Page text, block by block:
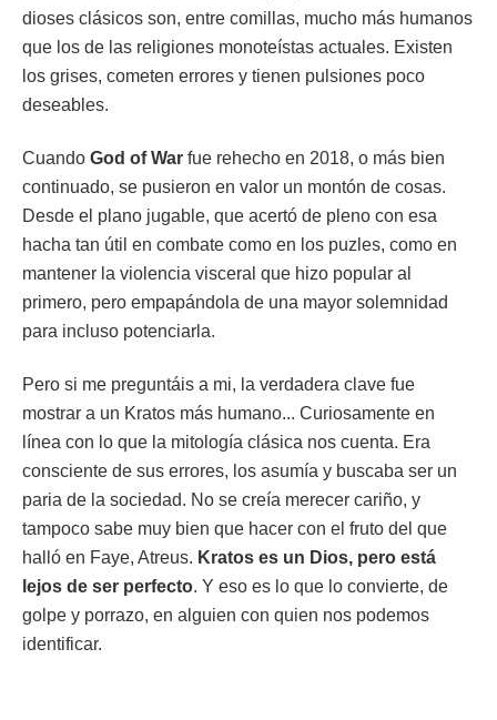
dioses clásicos son, entre comillas, mucho más humanos
que los de las religiones monoteístas actuales. Existen
los grises, cometen errores y tienen pulsiones poco
deseables.
Cuando God of War fue rehecho en 2018, o más bien
continuado, se pusieron en valor un montón de cosas.
Desde el plano jugable, que acertó de pleno con esa
hacha tan útil en combate como en los puzles, como en
mantener la violencia visceral que hizo popular al
primero, pero empapándola de una mayor solemnidad
para incluso potenciarla.
Pero si me preguntáis a mi, la verdadera clave fue
mostrar a un Kratos más humano... Curiosamente en
línea con lo que la mitología clásica nos cuenta. Era
consciente de sus errores, los asumía y buscaba ser un
paria de la sociedad. No se creía merecer cariño, y
tampoco sabe muy bien que hacer con el fruto del que
halló en Faye, Atreus. Kratos es un Dios, pero está
lejos de ser perfecto. Y eso es lo que lo convierte, de
golpe y porrazo, en alguien con quien nos podemos
identificar.